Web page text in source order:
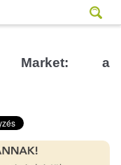
Market: a